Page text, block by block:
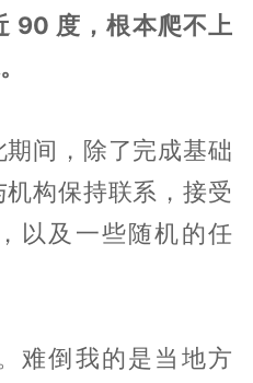
90 度，根本爬不上
间，除了完成基础
构保持联系，接受
以及一些随机的任
难倒我的是当地方